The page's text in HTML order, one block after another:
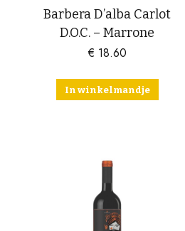
Barbera D’alba Carlot
D.O.C. – Marrone
€ 18.60
In winkelmandje